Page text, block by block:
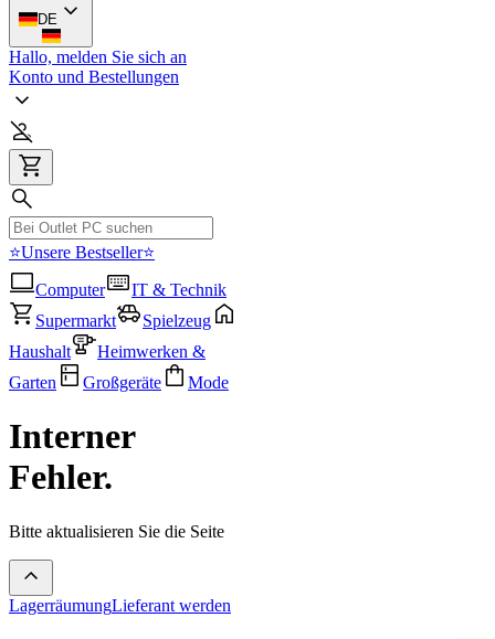
DE
Hallo, melden Sie sich an
Konto und Bestellungen
⭐Unsere Bestseller⭐
Computer
IT & Technik
Supermarkt
Spielzeug
Haushalt
Heimwerken &
Garten
Großgeräte Mode
Interner
Fehler.
Bitte aktualisieren Sie die Seite
LagerräumungLieferant werden